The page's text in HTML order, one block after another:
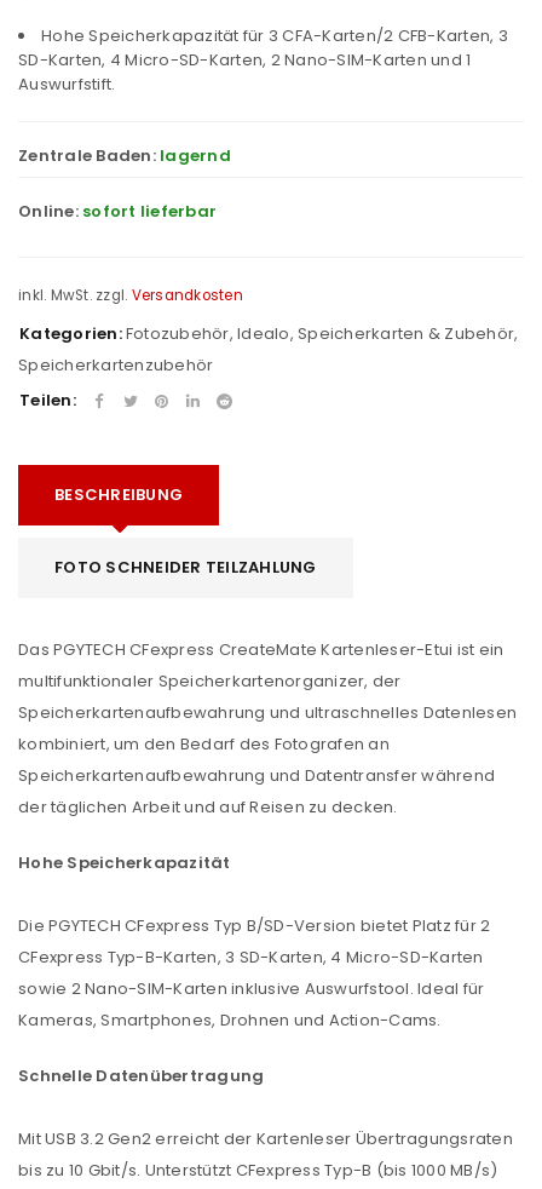
Hohe Speicherkapazität für 3 CFA-Karten/2 CFB-Karten, 3
SD-Karten, 4 Micro-SD-Karten, 2 Nano-SIM-Karten und 1
Auswurfstift.
Zentrale Baden: lagernd
Online: sofort lieferbar
inkl. MwSt. zzgl. Versandkosten
Kategorien:Fotozubehör, Idealo, Speicherkarten & Zubehör,
Speicherkartenzubehör
Teilen:
BESCHREIBUNG
FOTO SCHNEIDER TEILZAHLUNG
Das PGYTECH CFexpress CreateMate Kartenleser-Etui ist ein
multifunktionaler Speicherkartenorganizer, der
Speicherkartenaufbewahrung und ultraschnelles Datenlesen
kombiniert, um den Bedarf des Fotografen an
Speicherkartenaufbewahrung und Datentransfer während
der täglichen Arbeit und auf Reisen zu decken.
Hohe Speicherkapazität
Die PGYTECH CFexpress Typ B/SD-Version bietet Platz für 2
CFexpress Typ-B-Karten, 3 SD-Karten, 4 Micro-SD-Karten
sowie 2 Nano-SIM-Karten inklusive Auswurfstool. Ideal für
Kameras, Smartphones, Drohnen und Action-Cams.
Schnelle Datenübertragung
Mit USB 3.2 Gen2 erreicht der Kartenleser Übertragungsraten
bis zu 10 Gbit/s. Unterstützt CFexpress Typ-B (bis 1000 MB/s)